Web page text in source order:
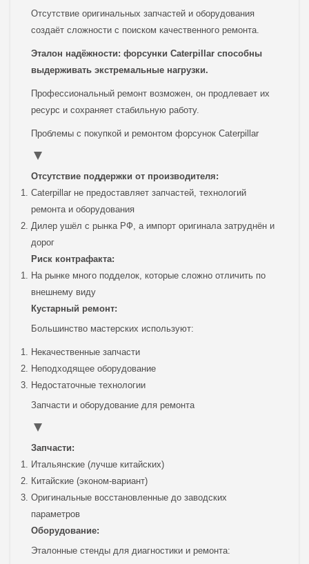
Отсутствие оригинальных запчастей и оборудования
создаёт сложности с поиском качественного ремонта.
Эталон надёжности: форсунки Caterpillar способны
выдерживать экстремальные нагрузки.
Профессиональный ремонт возможен, он продлевает их
ресурс и сохраняет стабильную работу.
Проблемы с покупкой и ремонтом форсунок Caterpillar
Отсутствие поддержки от производителя:
Caterpillar не предоставляет запчастей, технологий
ремонта и оборудования
Дилер ушёл с рынка РФ, а импорт оригинала затруднён и
дорог
Риск контрафакта:
На рынке много подделок, которые сложно отличить по
внешнему виду
Кустарный ремонт:
Большинство мастерских используют:
Некачественные запчасти
Неподходящее оборудование
Недостаточные технологии
Запчасти и оборудование для ремонта
Запчасти:
Итальянские (лучше китайских)
Китайские (эконом-вариант)
Оригинальные восстановленные до заводских
параметров
Оборудование:
Эталонные стенды для диагностики и ремонта: